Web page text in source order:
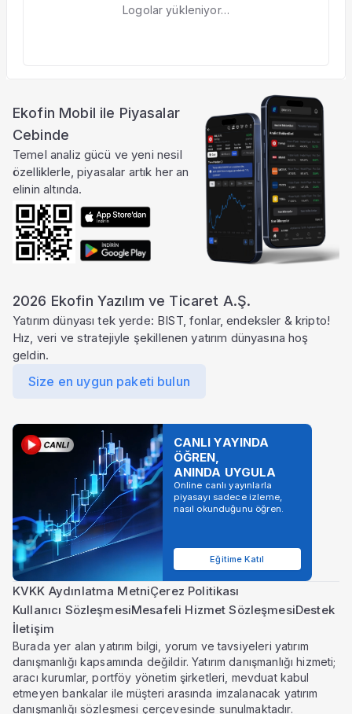
Logolar yükleniyor…
Ekofin Mobil ile Piyasalar
Cebinde
Temel analiz gücü ve yeni nesil
özelliklerle, piyasalar artık her an
elinin altında.
2026 Ekofin Yazılım ve Ticaret A.Ş.
Yatırım dünyası tek yerde: BIST, fonlar, endeksler & kripto!
Hız, veri ve stratejiyle şekillenen yatırım dünyasına hoş
geldin.
Size en uygun paketi bulun
CANLI YAYINDA
ÖĞREN,
ANINDA UYGULA
Online canlı yayınlarla
piyasayı sadece izleme,
nasıl okunduğunu öğren.
Eğitime Katıl
KVKK Aydınlatma MetniÇerez Politikası
Kullanıcı SözleşmesiMesafeli Hizmet SözleşmesiDestek
İletişim
Burada yer alan yatırım bilgi, yorum ve tavsiyeleri yatırım
danışmanlığı kapsamında değildir. Yatırım danışmanlığı hizmeti;
aracı kurumlar, portföy yönetim şirketleri, mevduat kabul
etmeyen bankalar ile müşteri arasında imzalanacak yatırım
danışmanlığı sözleşmesi çerçevesinde sunulmaktadır.